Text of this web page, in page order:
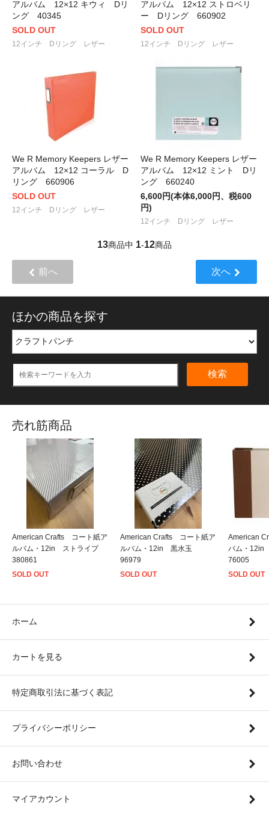
アルバム 12×12 キウィ Dリ
ング 40345
SOLD OUT
12インチ Dリング レザー
アルバム 12×12 ストロベリ
ー Dリング 660902
SOLD OUT
12インチ Dリング レザー
We R Memory Keepers レザー
アルバム 12×12 コーラル D
リング 660906
SOLD OUT
12インチ Dリング レザー
We R Memory Keepers レザー
アルバム 12×12 ミント Dリ
ング 660240
6,600円(本体6,000円、税600
円)
12インチ Dリング レザー
13商品中 1-12商品
前へ 次へ
ほかの商品を探す
検索
売れ筋商品
American Crafts コート紙ア
ルバム・12in ストライプ
380861
SOLD OUT
American Crafts コート紙ア
ルバム・12in 黒水玉
96979
SOLD OUT
American
バム・
76005
SOLD OUT
ホーム
カートを見る
特定商取引法に基づく表記
プライバシーポリシー
お問い合わせ
マイアカウント